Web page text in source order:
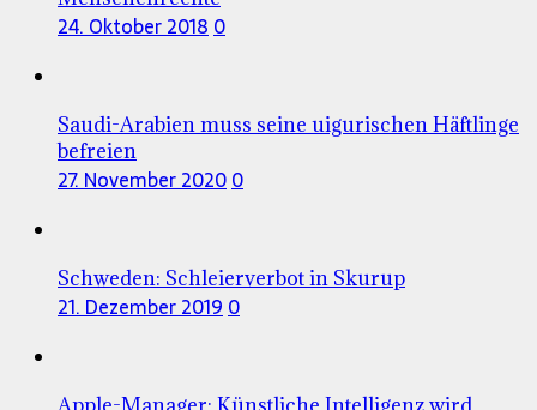
24. Oktober 2018 0
Saudi-Arabien muss seine uigurischen Häftlinge
befreien
27. November 20200
Schweden: Schleierverbot in Skurup
21. Dezember 2019 0